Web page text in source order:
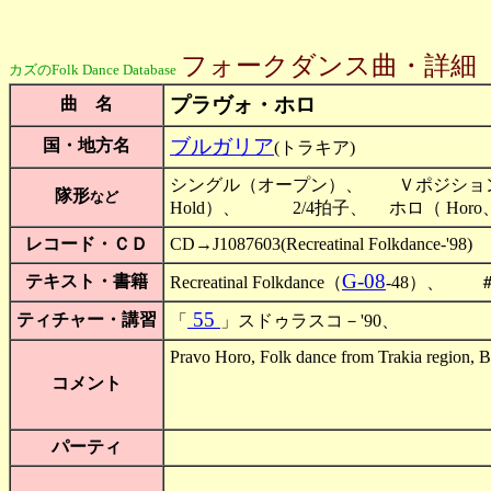
カズのFolk Dance Database フォークダンス曲・詳細
曲 名 プラヴォ・ホロ
国・地方名 ブルガリア(トラキア)
隊形など
シングル（オープン）、 Ｖポジショ
Hold）、 2/4拍子、 ホロ（ Horo、
レコード・ＣＤ
CD→J1087603(Recreatinal Folkdance-'98)
テキスト・書籍
Recreatinal Folkdance（G-08-48）、 ＃
ティチャー・講習
「 55 」スドゥラスコ－'90、
コメント
Pravo Horo, Folk dance from Trakia
パーティ